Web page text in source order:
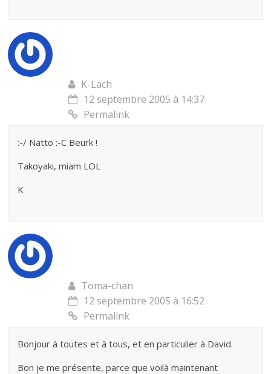
K-Lach
12 septembre 2005 à 14:37
Permalink
:-/ Natto :-C Beurk !
Takoyaki, miam LOL
K
Toma-chan
12 septembre 2005 à 16:52
Permalink
Bonjour à toutes et à tous, et en particulier à David.
Bon je me présente, parce que voilà maintenant